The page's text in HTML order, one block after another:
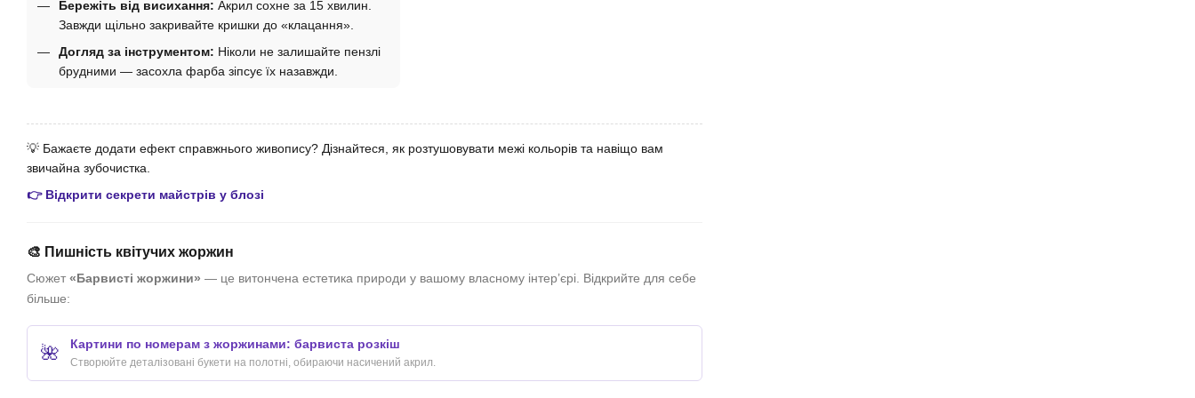
Бережіть від висихання: Акрил сохне за 15 хвилин.
Завжди щільно закривайте кришки до «клацання».
Догляд за інструментом: Ніколи не залишайте пензлі
брудними — засохла фарба зіпсує їх назавжди.
💡 Бажаєте додати ефект справжнього живопису? Дізнайтеся, як розтушовувати межі кольорів та навіщо вам
звичайна зубочистка.
👉 Відкрити секрети майстрів у блозі
🎨 Пишність квітучих жоржин
Сюжет «Барвисті жоржини» — це витончена естетика природи у вашому власному інтер’єрі. Відкрийте для себе
більше:
🌺 Картини по номерам з жоржинами: барвиста розкіш
Створюйте деталізовані букети на полотні, обираючи насичений акрил.